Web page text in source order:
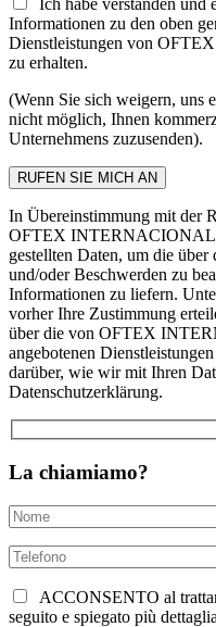
Informationen zu den oben
Dienstleistungen von
zu erhalten.
(Wenn Sie sich weigern, uns
nicht möglich, Ihnen
Unternehmens zuzusenden).
In Übereinstimmung mit der
OFTEX
gestellten Daten, um die über
und/oder Beschwerden zu
Informationen zu liefern.
vorher Ihre Zustimmung
über die von OFTEX
angebotenen
darüber, wie wir mit Ihren
Datenschutzerklärung.
La chiamiamo?
ACCONSENTO al
seguito e spiegato più